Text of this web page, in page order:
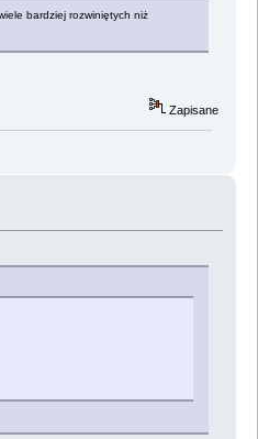
bardziej rozwiniętych niż
Zapisane